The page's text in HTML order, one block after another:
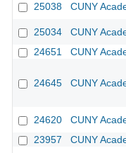
25038 CUNY
25034 CUNY
24651
CUNY
24645 CUNY
24620
CUNY
23957
CUNY